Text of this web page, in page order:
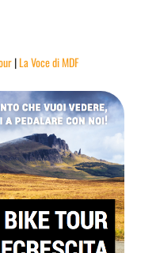
|La Voce di MDF